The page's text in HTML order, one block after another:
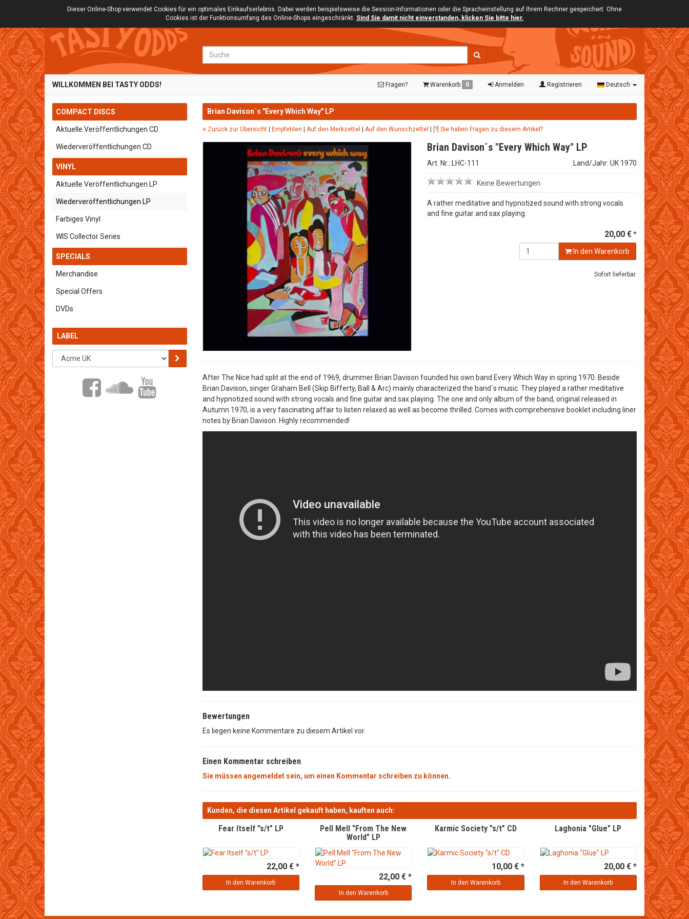
Dieser Online-Shop verwendet Cookies für ein optimales Einkaufserlebnis. Dabei werden beispielsweise die Session-Informationen oder die Spracheinstellung auf Ihrem Rechner gespeichert. Ohne
Cookies ist der Funktionsumfang des Online-Shops eingeschränkt. Sind Sie damit nicht einverstanden, klicken Sie bitte hier.
Suche
WILLKOMMEN BEI TASTY ODDS! Fragen? Warenkorb 0 Anmelden Registrieren Deutsch
Brian Davison´s "Every Which Way" LP
Zurück zur Übersicht| Empfehlen Auf den Merkzettel Auf den Wunschzettel [?] Sie haben Fragen zu diesem Artikel?
Brian Davison´s "Every Which Way" LP
Art. Nr.: LHC-111 Land/Jahr: UK 1970
Keine Bewertungen
A rather meditative and hypnotized sound with strong vocals
and fine guitar and sax playing.
20,00 €*
In den Warenkorb
Sofort lieferbar.
After The Nice had split at the end of 1969, drummer Brian Davison founded his own band Every Which Way in spring 1970. Beside
Brian Davison, singer Graham Bell (Skip Bifferty, Ball & Arc) mainly characterized the band´s music. They played a rather meditative
and hypnotized sound with strong vocals and fine guitar and sax playing. The one and only album of the band, original released in
Autumn 1970, is a very fascinating affair to listen relaxed as well as become thrilled. Comes with comprehensive booklet including liner
notes by Brian Davison. Highly recommended!
Bewertungen
Es liegen keine Kommentare zu diesem Artikel vor.
Einen Kommentar schreiben
Sie müssen angemeldet sein, um einen Kommentar schreiben zu können.
Kunden, die diesen Artikel gekauft haben, kauften auch:
Fear Itself "s/t" LP
22,00 € *
In den Warenkorb
Pell Mell "From The New
World" LP
22,00 € *
In den Warenkorb
Karmic Society "s/t" CD
10,00 € *
In den Warenkorb
Laghonia "Glue" LP
20,00 € *
In den Warenkorb
COMPACT DISCS
Aktuelle Veröffentlichungen CD
Wiederveröffentlichungen CD
VINYL
Aktuelle Veröffentlichungen LP
Wiederveröffentlichungen LP
Farbiges Vinyl
WIS Collector Series
SPECIALS
Merchandise
Special Offers
DVDs
LABEL